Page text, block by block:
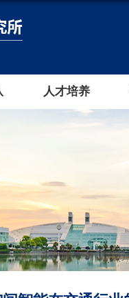
人才培养